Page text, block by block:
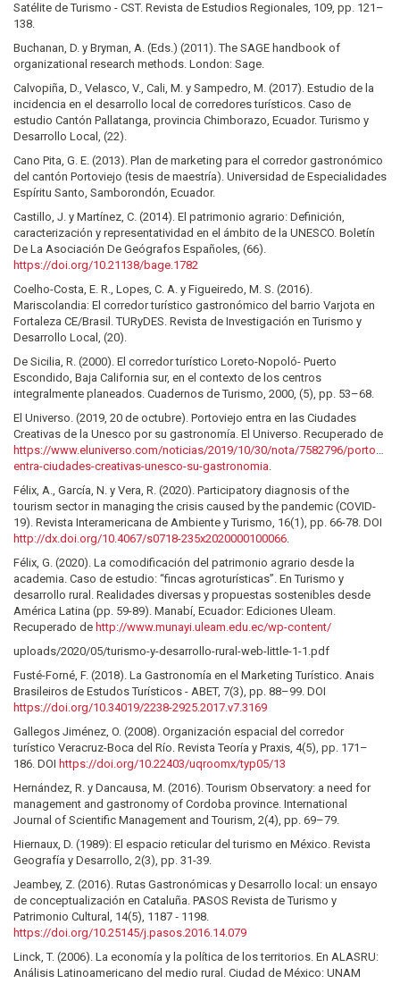
Satélite de Turismo - CST. Revista de Estudios Regionales, 109, pp. 121–
138.
Buchanan, D. y Bryman, A. (Eds.) (2011). The SAGE handbook of
organizational research methods. London: Sage.
Calvopiña, D., Velasco, V., Cali, M. y Sampedro, M. (2017). Estudio de la
incidencia en el desarrollo local de corredores turísticos. Caso de
estudio Cantón Pallatanga, provincia Chimborazo, Ecuador. Turismo y
Desarrollo Local, (22).
Cano Pita, G. E. (2013). Plan de marketing para el corredor gastronómico
del cantón Portoviejo (tesis de maestría). Universidad de Especialidades
Espíritu Santo, Samborondón, Ecuador.
Castillo, J. y Martínez, C. (2014). El patrimonio agrario: Definición,
caracterización y representatividad en el ámbito de la UNESCO. Boletín
De La Asociación De Geógrafos Españoles, (66).
https://doi.org/10.21138/bage.1782
Coelho-Costa, E. R., Lopes, C. A. y Figueiredo, M. S. (2016).
Mariscolandia: El corredor turístico gastronómico del barrio Varjota en
Fortaleza CE/Brasil. TURyDES. Revista de Investigación en Turismo y
Desarrollo Local, (20).
De Sicilia, R. (2000). El corredor turístico Loreto-Nopoló- Puerto
Escondido, Baja California sur, en el contexto de los centros
integralmente planeados. Cuadernos de Turismo, 2000, (5), pp. 53–68.
El Universo. (2019, 20 de octubre). Portoviejo entra en las Ciudades
Creativas de la Unesco por su gastronomía. El Universo. Recuperado de
https://www.eluniverso.com/noticias/2019/10/30/nota/7582796/
entra-ciudades-creativas-unesco-su-gastronomia.
Félix, A., García, N. y Vera, R. (2020). Participatory diagnosis of the
tourism sector in managing the crisis caused by the pandemic (COVID-
19). Revista Interamericana de Ambiente y Turismo, 16(1), pp. 66-78. DOI
http://dx.doi.org/10.4067/s0718-235x2020000100066.
Félix, G. (2020). La comodificación del patrimonio agrario desde la
academia. Caso de estudio: “fincas agroturísticas”. En Turismo y
desarrollo rural. Realidades diversas y propuestas sostenibles desde
América Latina (pp. 59-89). Manabí, Ecuador: Ediciones Uleam.
Recuperado de http://www.munayi.uleam.edu.ec/wp-content/
uploads/2020/05/turismo-y-desarrollo-rural-web-little-1-1.pdf
Fusté-Forné, F. (2018). La Gastronomía en el Marketing Turístico. Anais
Brasileiros de Estudos Turísticos - ABET, 7(3), pp. 88–99. DOI
https://doi.org/10.34019/2238-2925.2017.v7.3169
Gallegos Jiménez, O. (2008). Organización espacial del corredor
turístico Veracruz-Boca del Río. Revista Teoría y Praxis, 4(5), pp. 171–
186. DOI https://doi.org/10.22403/uqroomx/typ05/13
Hernández, R. y Dancausa, M. (2016). Tourism Observatory: a need for
management and gastronomy of Cordoba province. International
Journal of Scientific Management and Tourism, 2(4), pp. 69–79.
Hiernaux, D. (1989): El espacio reticular del turismo en México. Revista
Geografía y Desarrollo, 2(3), pp. 31-39.
Jeambey, Z. (2016). Rutas Gastronómicas y Desarrollo local: un ensayo
de conceptualización en Cataluña. PASOS Revista de Turismo y
Patrimonio Cultural, 14(5), 1187 ‑ 1198.
https://doi.org/10.25145/j.pasos.2016.14.079
Linck, T. (2006). La economía y la política de los territorios. En ALASRU:
Análisis Latinoamericano del medio rural. Ciudad de México: UNAM